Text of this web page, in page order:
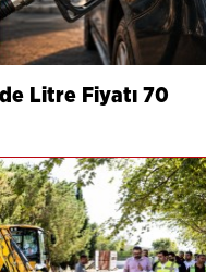
Litre Fiyatı 70